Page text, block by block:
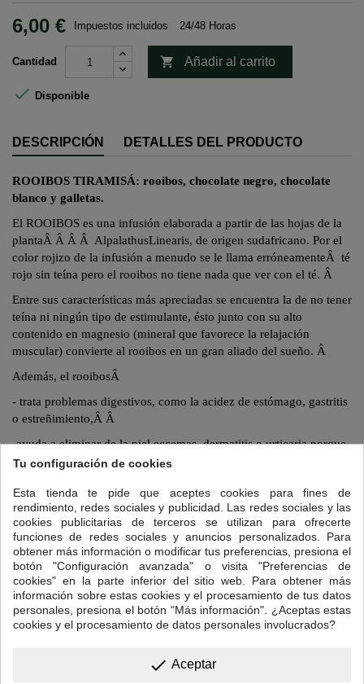
6,00 € Impuestos incluidos 24/48 Horas
Cantidad  Añadir al carrito
 Disponible
DESCRIPCIÓN DETALLES DEL PRODUCTO
ROOIBOS TIRAMISÁ: rooibos, chocolate negro, chocolate
blanco y galletas.
El ROOIBOS es una infusión elaborada a partir de las hojas de la
plantaÂ Â Â Â AlpalathusLinearis, de origen sudafricano. Por el
color rojizo de la infusión a menudo se le llama erróneamenteÂ té
rojo sin teína pero el rooibos no tiene nada que ver con el té. Â
Entre sus características más apreciadas se encuentra la de no tener
teína ni ningún tipo de estimulante, ésto junto con su alto
contenido en magnesio (mineral que favorece la relajación
muscular) convierte al rooibos en un gran aliado del sueño. Â
Además, el rooibosÂ
- trata problemas digestivos, como la acidez de estómago, gastritis
o estreñimiento,Â Â
-ayuda a eliminar de la piel eccemas, dermatitis o urticaria porque
funciona como un antihistamínico naturalÂ
- su alto contenido en minerales (potasio, sodio, magnesio, calcio,
hierroâ¦ ) lo convierten en un magníficoremineralizanteque ayuda
a combatir el cansancio sin que afecte a conciliar el sueño.Â
Para preparar tu taza de Rooibos Anticatarral:
Cantidad: una cucharadita de postre colmada.Â
Temperatura del agua: 95ºCÂ
Tiempo de infusión:5 a 7 minutos. A causa de su bajo contenido de
Tu configuración de cookies
Esta tienda te pide que aceptes cookies para fines de
rendimiento, redes sociales y publicidad. Las redes sociales y las
cookies publicitarias de terceros se utilizan para ofrecerte
funciones de redes sociales y anuncios personalizados. Para
obtener más información o modificar tus preferencias, presiona el
botón "Configuración avanzada" o visita "Preferencias de
cookies" en la parte inferior del sitio web. Para obtener más
información sobre estas cookies y el procesamiento de tus datos
personales, presiona el botón "Más información". ¿Aceptas estas
cookies y el procesamiento de datos personales involucrados?
done Aceptar